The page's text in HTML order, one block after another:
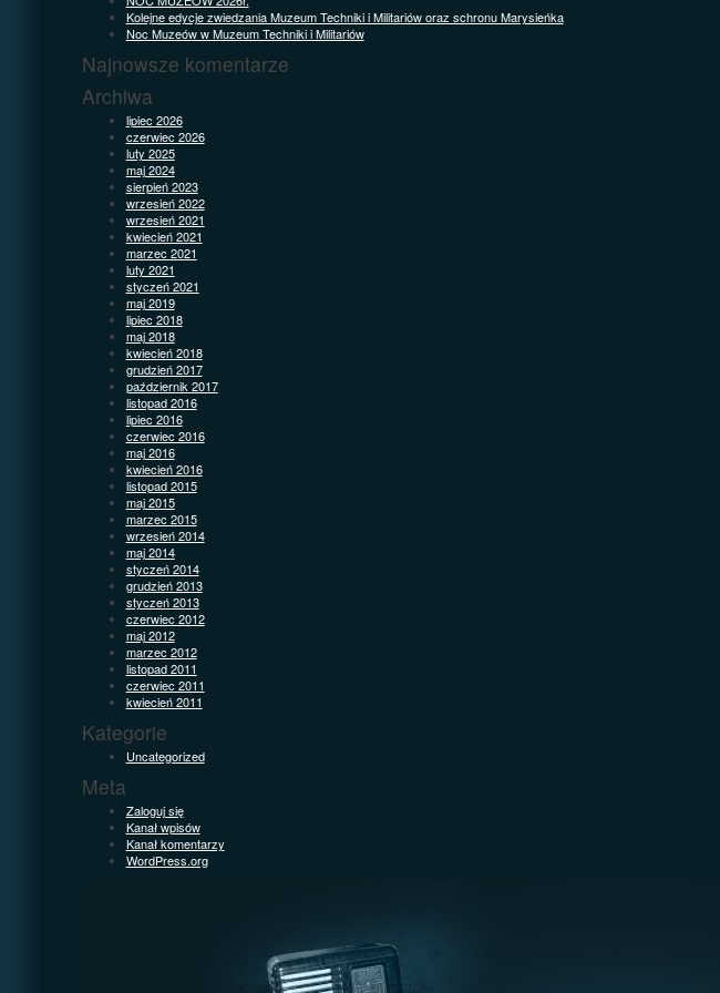
Kolejne edycje zwiedzania Muzeum Techniki i Militariów oraz schronu Marysieńka
Noc Muzeów w Muzeum Techniki i Militariów
Najnowsze komentarze
Archiwa
lipiec 2026
czerwiec 2026
luty 2025
maj 2024
sierpień 2023
wrzesień 2022
wrzesień 2021
kwiecień 2021
marzec 2021
luty 2021
styczeń 2021
maj 2019
lipiec 2018
maj 2018
kwiecień 2018
grudzień 2017
październik 2017
listopad 2016
lipiec 2016
czerwiec 2016
maj 2016
kwiecień 2016
listopad 2015
maj 2015
marzec 2015
wrzesień 2014
maj 2014
styczeń 2014
grudzień 2013
styczeń 2013
czerwiec 2012
maj 2012
marzec 2012
listopad 2011
czerwiec 2011
kwiecień 2011
Kategorie
Uncategorized
Meta
Zaloguj się
Kanał wpisów
Kanał komentarzy
WordPress.org